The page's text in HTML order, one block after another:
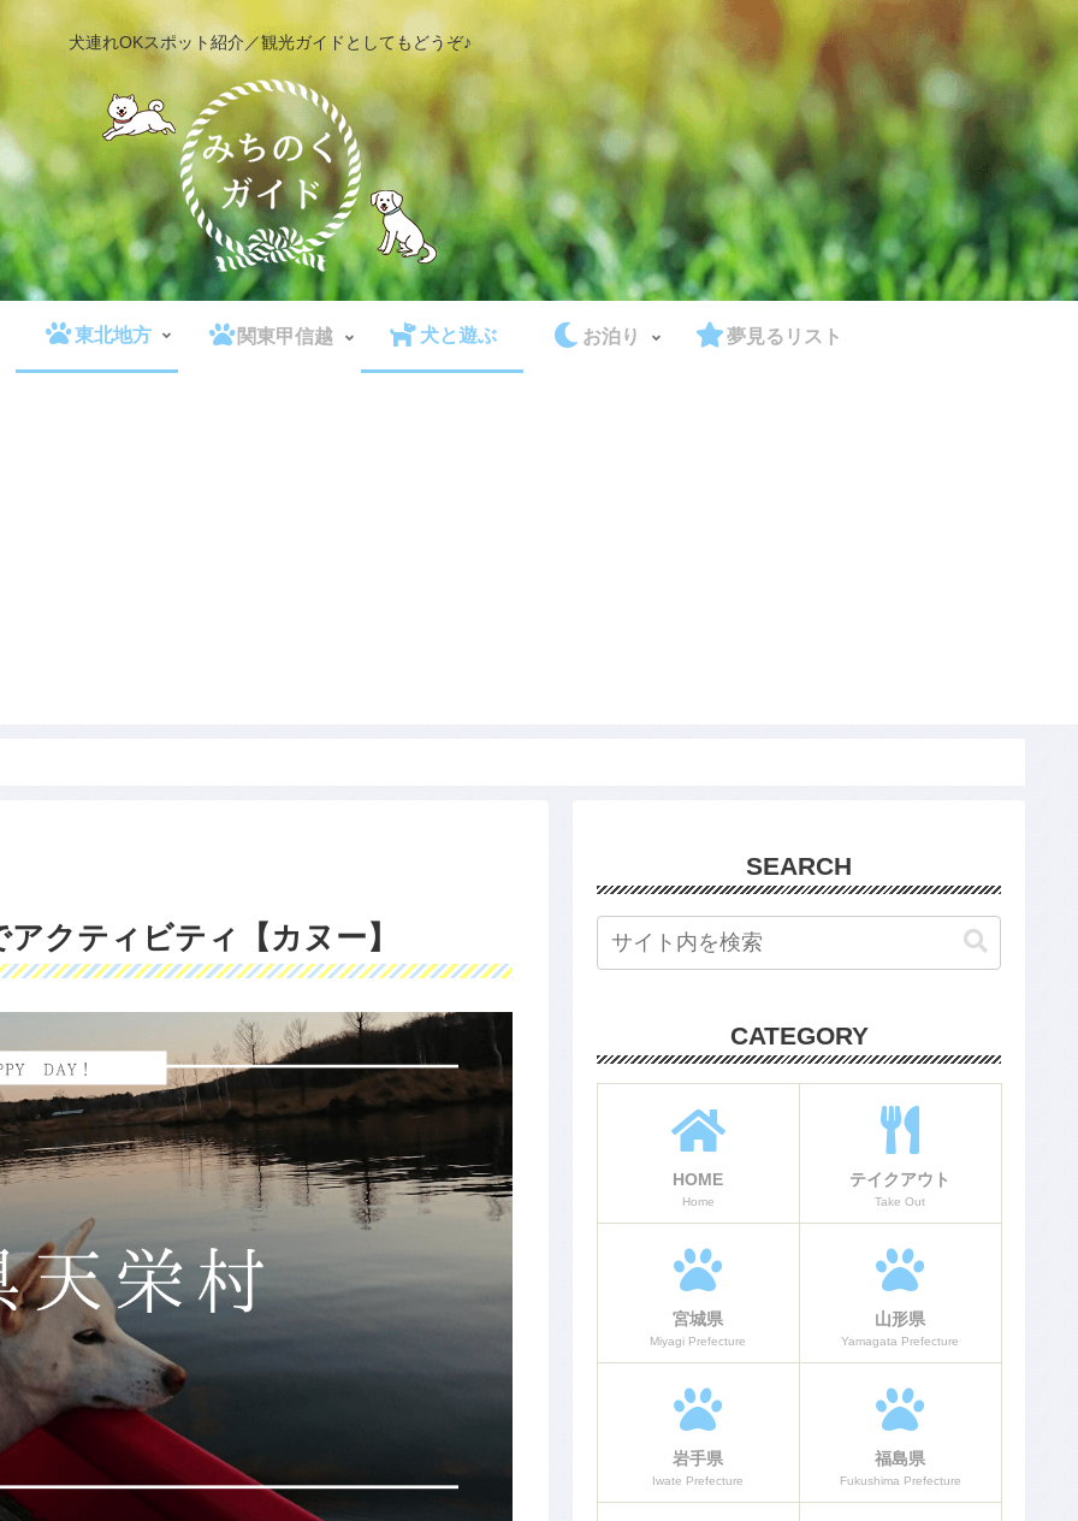
犬連れOKスポット紹介／観光ガイドとしてもどうぞ♪
東北地方 関東甲信越 犬と遊ぶ お泊り 夢見るリスト
クティビティ【カヌー】
SEARCH
CATEGORY
HOME
Home
テイクアウト
Take Out
宮城県
Miyagi Prefecture
山形県
Yamagata Prefecture
岩手県
Iwate Prefecture
福島県
Fukushima Prefecture